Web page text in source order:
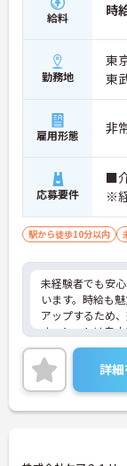
給料 時
勤務地
東
東
雇用形態 非
応募要件
■
※
駅から徒歩10分以内
未経験者でも安
います。時給も
アップするため
す。シフトは自
せて無理なく働
長く働き続けら
ご応募ください。
詳